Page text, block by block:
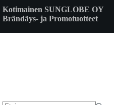
to
content
Kotimainen SUNGLOBE OY
Brändäys- ja Promotuotteet